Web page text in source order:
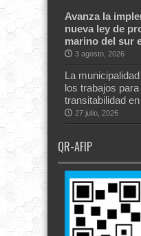
Avanza la
nueva ley de
marino del sur
3 agosto, 2026
La
los trabajos
transitabilidad
27 julio, 2026
QR-AFIP